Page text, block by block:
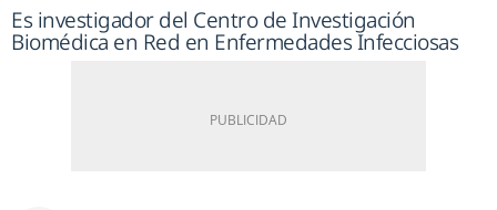
Es investigador del Centro de Investigación
Biomédica en Red en Enfermedades Infecciosas